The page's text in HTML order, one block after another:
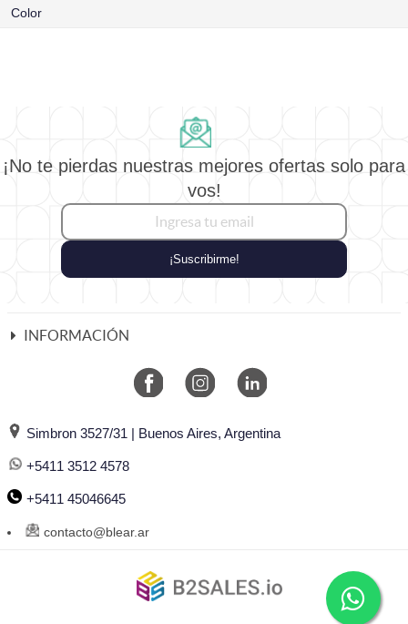
Color
¡No te pierdas nuestras mejores ofertas solo para
vos!
¡Suscribirme!
INFORMACIÓN
Simbron 3527/31 | Buenos Aires, Argentina
+5411 3512 4578
+5411 45046645
contacto@blear.ar